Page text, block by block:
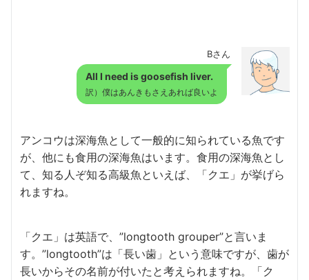
Bさん
All I need is goosefish liver.
訳）僕はあんきもさえあれば良いよ
アンコウは深海魚として一般的に知られている魚です
が、他にも食用の深海魚はいます。食用の深海魚とし
て、知る人ぞ知る高級魚といえば、「クエ」が挙げら
れますね。
「クエ」は英語で、”longtooth grouper”と言いま
す。”longtooth”は「長い歯」という意味ですが、歯が
長いからその名前が付いたと考えられますね。「ク